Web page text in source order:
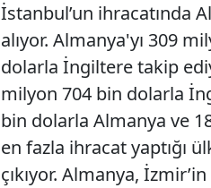
İstanbul’un ihracatında
alıyor. Almanya'yı 309
dolarla İngiltere takip
milyon 704 bin dolarla
bin dolarla Almanya ve
en fazla ihracat yaptığı
çıkıyor. Almanya,